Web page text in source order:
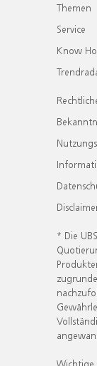
Themen
Service
Know
* Die